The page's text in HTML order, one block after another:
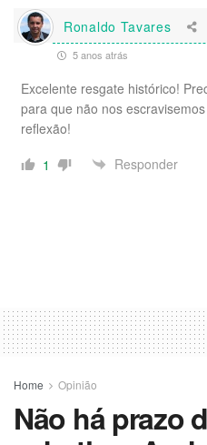
Ronaldo Tavares
5 anos atrás
Excelente resgate histórico!
para que não nos
reflexão!
1
Responder
Home Opinião
Não há prazo